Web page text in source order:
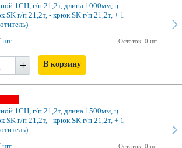
1СЦ, г/п 21,2т, длина 1000мм, ц.
SK г/п 21,2т, - крюк SK г/п 21,2т, + 1
Остаток: 0 шт
шт
+ В корзину
1СЦ, г/п 21,2т, длина 1500мм, ц.
SK г/п 21,2т, - крюк SK г/п 21,2т, + 1
Остаток: 0 шт
шт